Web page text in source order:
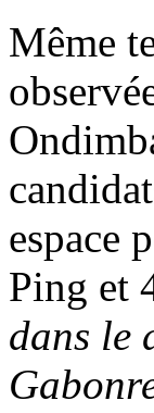
Même
espace
Ping et
dans le